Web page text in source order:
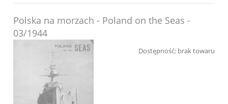
Polska na morzach - Poland on the Seas -
03/1944
Dostępność: brak towaru